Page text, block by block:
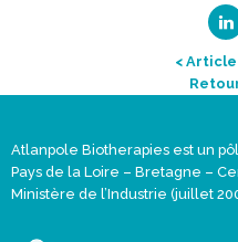
<
Atlanpole Biotherapies est un
Pays de la Loire – Bretagne –
Ministère de l’Industrie (juillet